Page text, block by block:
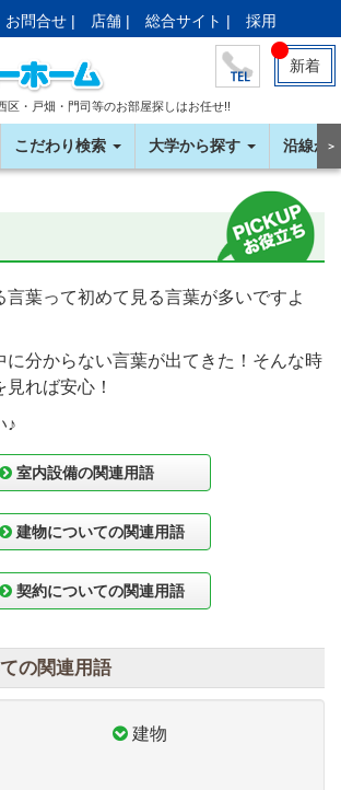
お問合せ | 店舗 | 総合サイト | 採用
新着
区・戸畑・門司等のお部屋探しはお任せ!!
こだわり検索 大学から探す 沿線か＞
言葉って初めて見る言葉が多いですよ
に分からない言葉が出てきた！そんな時
れば安心！
♪
室内設備の関連用語
建物についての関連用語
契約についての関連用語
の関連用語
建物